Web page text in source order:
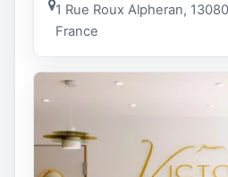
1 Rue Roux Alpheran,
France